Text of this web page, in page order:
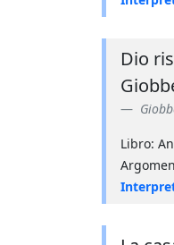
Dio
Libro: